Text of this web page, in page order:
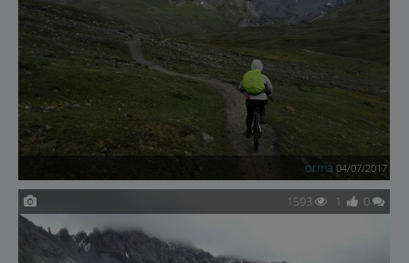
orma 04/07/2017
1593 1 0